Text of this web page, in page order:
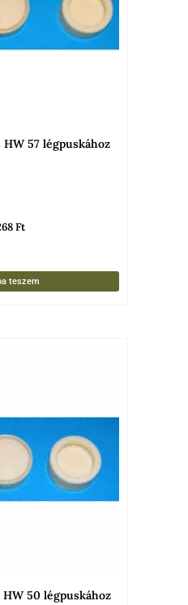
57 légpuskához
Ft
teszem
50 légpuskához